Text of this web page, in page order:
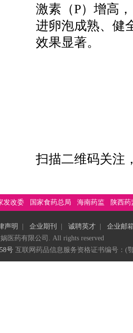
激素（P）增高
进卵泡成熟、健
效果显著。
扫描二维码关注
发改委 国家食药总局 海南药监 陕西药
声明 企业期刊 诚聘英才
企业邮
医药有限公司. All rights reserved
号 互联网药品信息服务资格证书编号：(